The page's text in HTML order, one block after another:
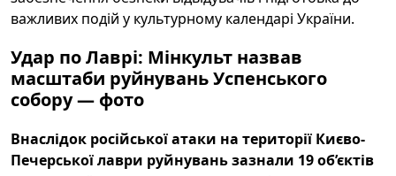
важливих подій у культурному календарі України.
Удар по Лаврі: Мінкульт назвав
масштаби руйнувань Успенського
собору — фото
Внаслідок російської атаки на території Києво-
Печерської лаври руйнувань зазнали 19 об’єктів